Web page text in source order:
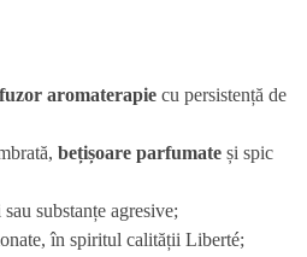
aromaterapie cu persistență de
bețișoare parfumate și spic
substanțe agresive;
în spiritul calității Liberté;